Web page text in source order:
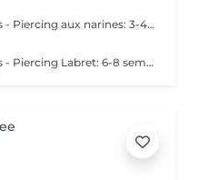
Temps de guérison* par piercings - Piercing aux narines: 3-4 semaines - Piercing septum: 4-8 semaines *Notez également qu'il est indispensable de réaliser les soins quotidiennement pour que la cicatrisation se fasse dans les meilleures conditions. *La guérison est différente d'une personne à l'autre **Si vous êtes mineur, l'autorisation parentale est obligatoire.
Temps de guérison* par piercings - Piercing Labret: 6-8 semaines - Piercing des lèvres / côté: 6-8 semaines - Piercing de la lèvre supérieure: 2-3 mois - Piercing de la langue: 4-8 semaines *Notez également qu'il est indispensable de réaliser les soins quotidiennement pour que la cicatrisation se fasse dans les meilleures conditions. *La guérison est différente d'une personne à l'autre **Si vous êtes mineur, l'autorisation parentale est obligatoire.